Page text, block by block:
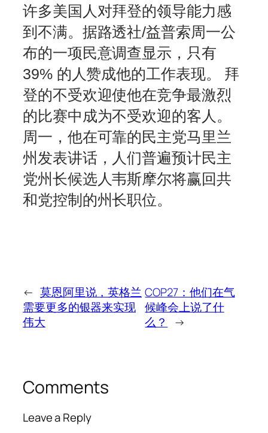
许多美国人对拜登的领导能力感
到不满。据路透社/益普索周一公
布的一项民意调查显示，只有
39% 的人赞成他的工作表现。 拜
登的不受欢迎使他在竞争最激烈
的比赛中成为不受欢迎的客人。
周一，他在可靠的民主党马里兰
州发表讲话，人们普遍预计民主
党州长候选人韦斯摩尔将赢回共
和党控制的州长职位。
← 莫恩阿里说，英格兰
需要更多的银器来实现
伟大
COP27：他们在气
候峰会上说了什
么？
→
Comments
Leave a Reply